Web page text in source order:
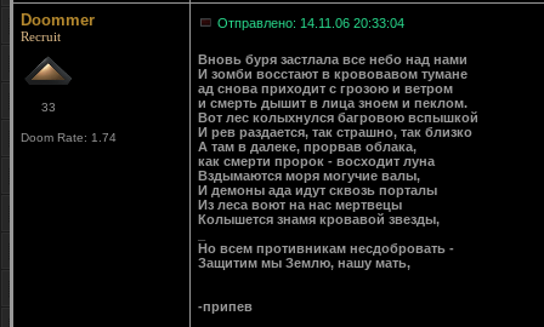
Doommer
Recruit
33
Doom Rate: 1.74
Отправлено: 14.11.06 20:33:04
Вновь буря застлала все небо над нами
И зомби восстают в крововавом тумане
ад снова приходит с грозою и ветром
и смерть дышит в лица зноем и пеклом.
Вот лес колыхнулся багровою вспышкой
И рев раздается, так страшно, так близко
А там в далеке, прорвав облака,
как смерти пророк - восходит луна
Вздымаются моря могучие валы,
И демоны ада идут сквозь порталы
Из леса воют на нас мертвецы
Колышется знамя кровавой звезды,
Но всем противникам несдобровать -
Защитим мы Землю, нашу мать,
-припев